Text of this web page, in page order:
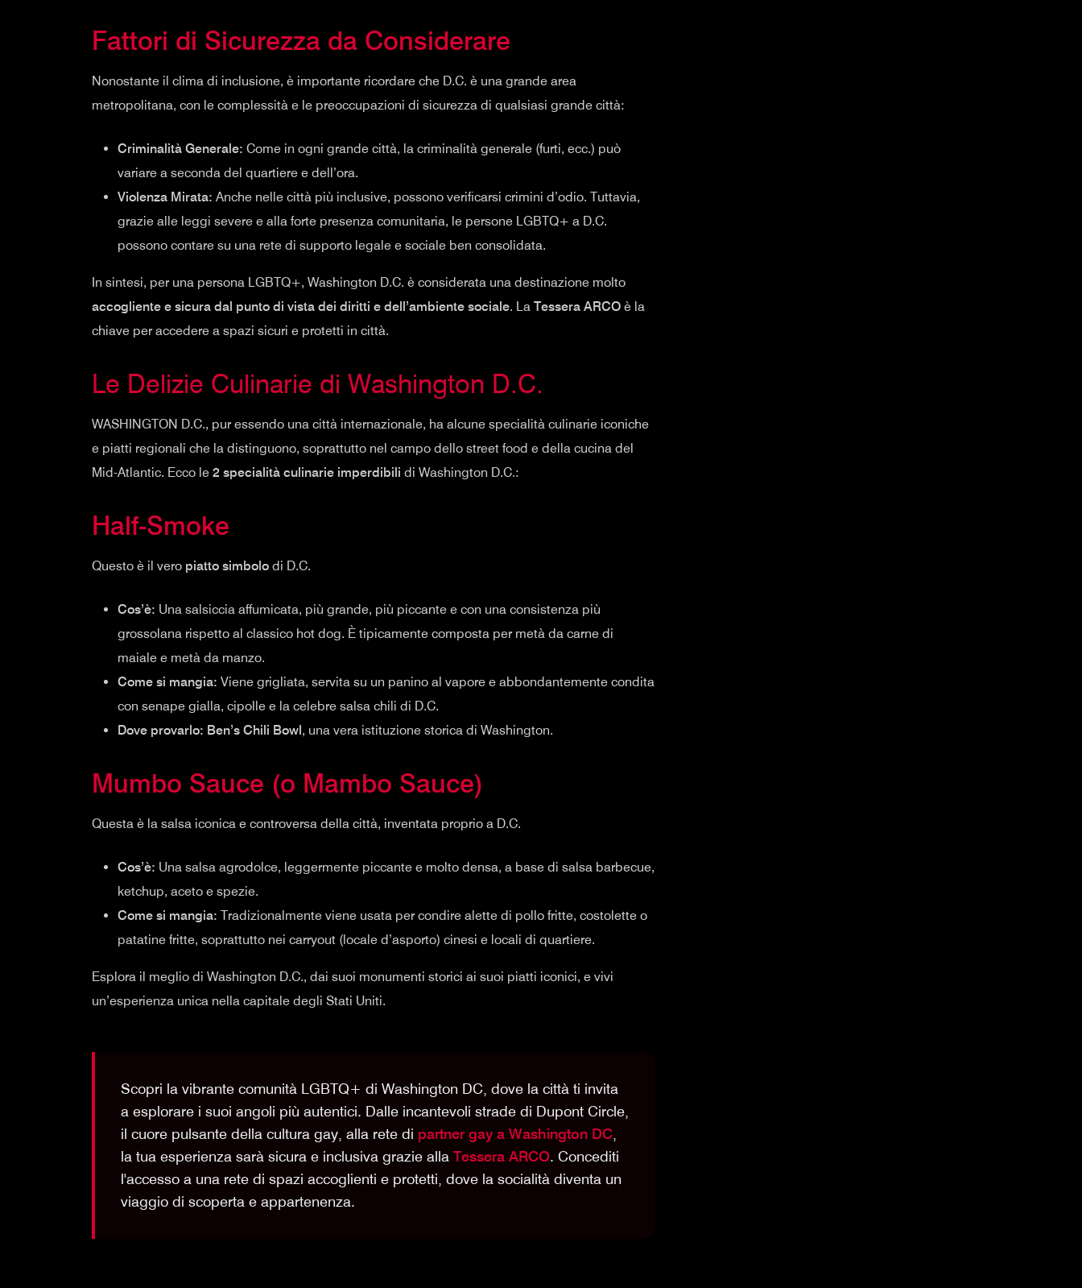
Fattori di Sicurezza da Considerare
Nonostante il clima di inclusione, è importante ricordare che D.C. è una grande area
metropolitana, con le complessità e le preoccupazioni di sicurezza di qualsiasi grande città:
Criminalità Generale: Come in ogni grande città, la criminalità generale (furti, ecc.) può
variare a seconda del quartiere e dell’ora.
Violenza Mirata: Anche nelle città più inclusive, possono verificarsi crimini d’odio. Tuttavia,
grazie alle leggi severe e alla forte presenza comunitaria, le persone LGBTQ+ a D.C.
possono contare su una rete di supporto legale e sociale ben consolidata.
In sintesi, per una persona LGBTQ+, Washington D.C. è considerata una destinazione molto
accogliente e sicura dal punto di vista dei diritti e dell’ambiente sociale. La Tessera ARCO è la
chiave per accedere a spazi sicuri e protetti in città.
Le Delizie Culinarie di Washington D.C.
WASHINGTON D.C., pur essendo una città internazionale, ha alcune specialità culinarie iconiche
e piatti regionali che la distinguono, soprattutto nel campo dello street food e della cucina del
Mid-Atlantic. Ecco le 2 specialità culinarie imperdibili di Washington D.C.:
Half-Smoke
Questo è il vero piatto simbolo di D.C.
Cos’è: Una salsiccia affumicata, più grande, più piccante e con una consistenza più
grossolana rispetto al classico hot dog. È tipicamente composta per metà da carne di
maiale e metà da manzo.
Come si mangia: Viene grigliata, servita su un panino al vapore e abbondantemente condita
con senape gialla, cipolle e la celebre salsa chili di D.C.
Dove provarlo: Ben’s Chili Bowl, una vera istituzione storica di Washington.
Mumbo Sauce (o Mambo Sauce)
Questa è la salsa iconica e controversa della città, inventata proprio a D.C.
Cos’è: Una salsa agrodolce, leggermente piccante e molto densa, a base di salsa barbecue,
ketchup, aceto e spezie.
Come si mangia: Tradizionalmente viene usata per condire alette di pollo fritte, costolette o
patatine fritte, soprattutto nei carryout (locale d’asporto) cinesi e locali di quartiere.
Esplora il meglio di Washington D.C., dai suoi monumenti storici ai suoi piatti iconici, e vivi
un’esperienza unica nella capitale degli Stati Uniti.
Scopri la vibrante comunità LGBTQ+ di Washington DC, dove la città ti invita
a esplorare i suoi angoli più autentici. Dalle incantevoli strade di Dupont Circle,
il cuore pulsante della cultura gay, alla rete di partner gay a Washington DC
la tua esperienza sarà sicura e inclusiva grazie alla Tessera ARCO. Concediti
l'accesso a una rete di spazi accoglienti e protetti, dove la socialità diventa un
viaggio di scoperta e appartenenza.